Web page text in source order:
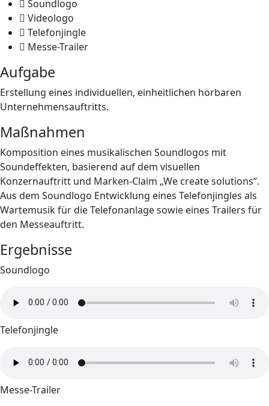
Soundlogo
Videologo
Telefonjingle
Messe-Trailer
Aufgabe
Erstellung eines individuellen, einheitlichen hörbaren
Unternehmensauftritts.
Maßnahmen
Komposition eines musikalischen Soundlogos mit
Soundeffekten, basierend auf dem visuellen
Konzernauftritt und Marken-Claim „We create solutions“.
Aus dem Soundlogo Entwicklung eines Telefonjingles als
Wartemusik für die Telefonanlage sowie eines Trailers für
den Messeauftritt.
Ergebnisse
Soundlogo
Telefonjingle
Messe-Trailer